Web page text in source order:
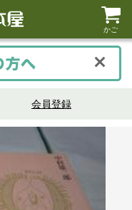
かご
会員登録